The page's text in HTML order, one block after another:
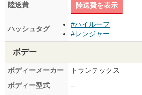
陸送費 陸送費を表示
ハッシュタグ
#ハイルーフ
#レンジャー
ボデー
ボディーメーカー
トランテックス
ボディー型式
--